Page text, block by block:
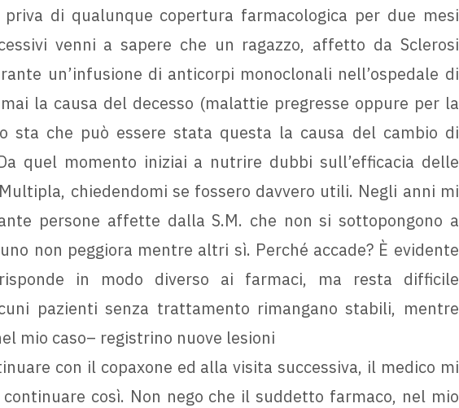
di qualunque copertura farmacologica per due mesi
venni a sapere che un ragazzo, affetto da Sclerosi
un’infusione di anticorpi monoclonali nell’ospedale di
la causa del decesso (malattie pregresse oppure per la
sta che può essere stata questa la causa del cambio di
quel momento iniziai a nutrire dubbi sull’efficacia delle
chiedendomi se fossero davvero utili. Negli anni mi
persone affette dalla S.M. che non si sottopongono a
non peggiora mentre altri sì. Perché accade? È evidente
in modo diverso ai farmaci, ma resta difficile
pazienti senza trattamento rimangano stabili, mentre
mio caso– registrino nuove lesioni
con il copaxone ed alla visita successiva, il medico mi
così. Non nego che il suddetto farmaco, nel mio